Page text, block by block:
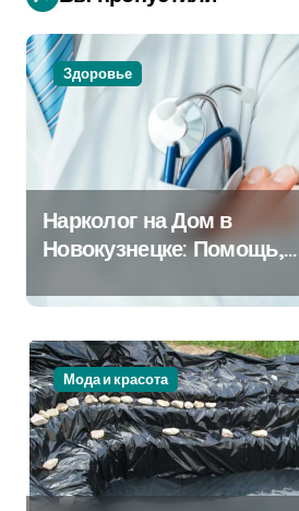
Здоровье
Нарколог на Дом в
Новокузнецке: Помощь,
Мода и красота